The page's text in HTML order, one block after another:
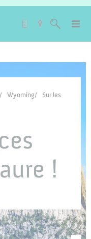
Wyoming
Sur les
!